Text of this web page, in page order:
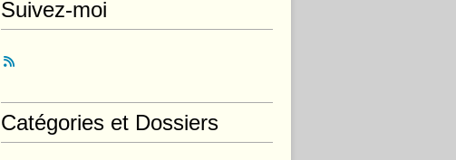
Suivez-moi
Catégories et Dossiers